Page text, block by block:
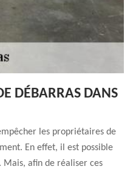
DÉBARRAS DANS
les propriétaires de
En effet, il est possible
afin de réaliser ces